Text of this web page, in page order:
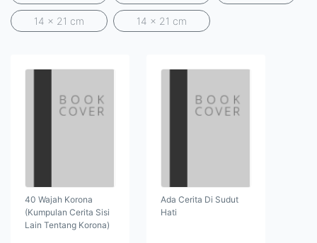
14 x 21 cm 14 x 21 cm
40 Wajah Korona
(Kumpulan Cerita Sisi
Lain Tentang Korona)
Ada Cerita Di Sudut
Hati